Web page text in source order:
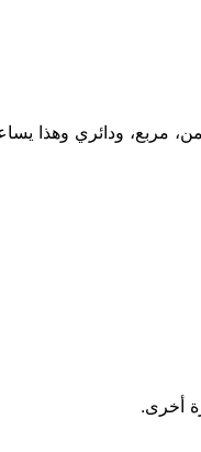
مربع، ودائري وهذا
أخرى.